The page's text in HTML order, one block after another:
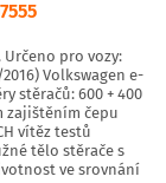
Určeno pro vozy:
Volkswagen e-
stěračů: 600 + 400
zajištěním čepu
vítěz testů
tělo stěrače s
ve srovnání